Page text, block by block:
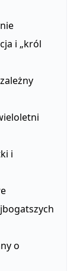
i „król
i
o